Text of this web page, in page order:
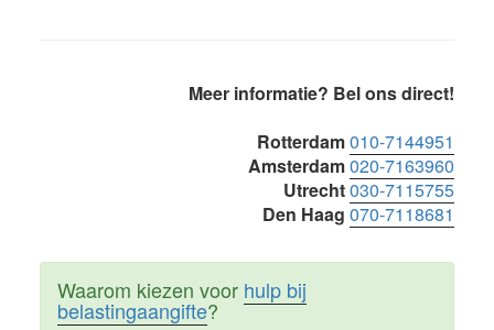
Meer informatie? Bel ons direct!
Rotterdam010-7144951
Amsterdam020-7163960
Utrecht030-7115755
Den Haag 070-7118681
Waarom kiezen voor hulp bij
belastingaangifte?